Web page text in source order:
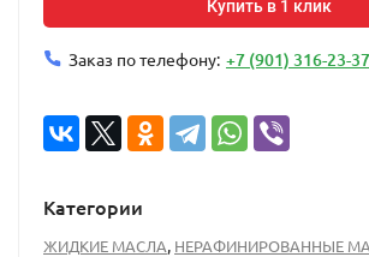
Купить в 1 клик
Заказ по телефону: +7 (901) 316-23-37
Категории
ЖИДКИЕ МАСЛА НЕРАФИНИРОВАННЫЕ